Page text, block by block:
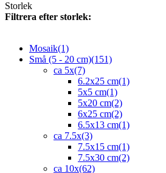
Storlek
Filtrera efter storlek:
Mosaik(1)
Små (5 - 20 cm)(151)
ca 5x(7)
6.2x25 cm(1)
5x5 cm(1)
5x20 cm(2)
6x25 cm(2)
6.5x13 cm(1)
ca 7.5x(3)
7.5x15 cm(1)
7.5x30 cm(2)
ca 10x(62)